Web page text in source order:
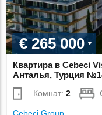
€ 265 000
Квартира в Cebeci
Анталья, Турция
Комнат:2